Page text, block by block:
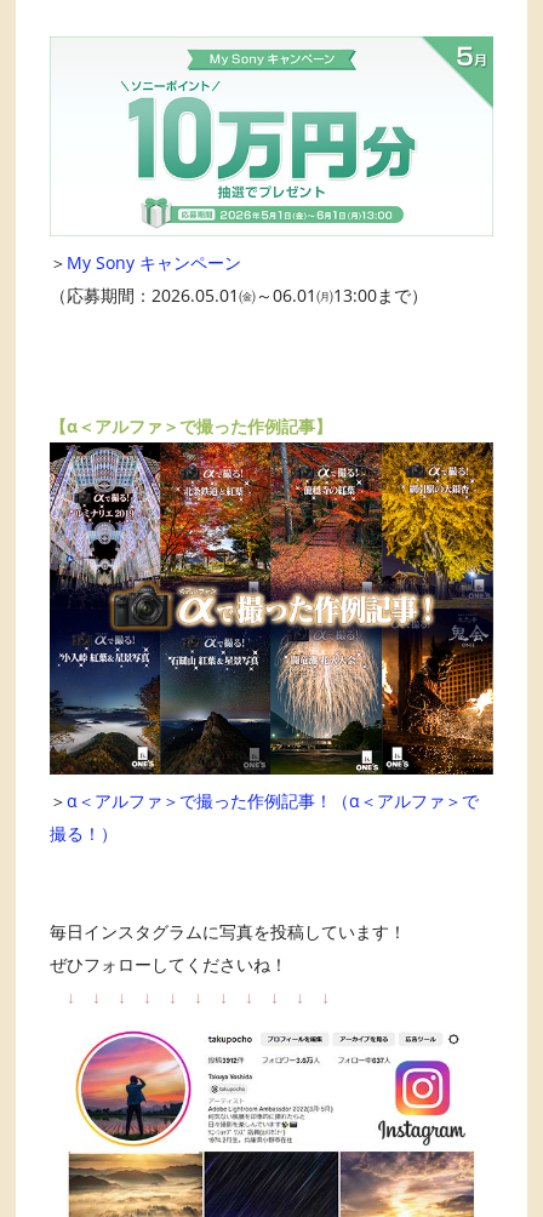
＞ My Sony キャンペーン
（応募期間：2026.05.01㈮～06.01㈪13:00まで）
【α＜アルファ＞で撮った作例記事】
＞α＜アルファ＞で撮った作例記事！（α＜アルファ＞で
撮る！）
毎日インスタグラムに写真を投稿しています！
ぜひフォローしてくださいね！
↓
↓ ↓ ↓ ↓ ↓ ↓ ↓ ↓ ↓ ↓